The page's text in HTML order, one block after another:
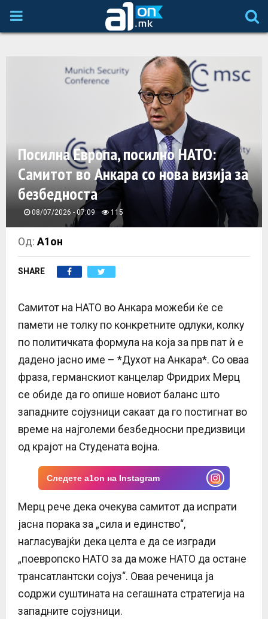
P
A
R
M
E
N
U
Посилна Европа, посилно НАТО:
Самитот во Анкара со нова визија за
безбедноста
08/07/2026 - 07:09 115
Од:А1он
SHARE
Самитот на НАТО во Анкара можеби ќе се
памети не толку по конкретните одлуки, колку
по политичката формула на која за прв пат ѝ е
дадено јасно име – *Духот на Анкара*. Со оваа
фраза, германскиот канцелар Фридрих Мерц
се обиде да го опише новиот баланс што
западните сојузници сакаат да го постигнат во
време на најголеми безбедносни предизвици
од крајот на Студената војна.
Следете a1on на Instagram
Мерц рече дека очекува самитот да испрати
јасна порака за „сила и единство“,
нагласувајќи дека целта е да се изгради
„поевропско НАТО за да може НАТО да остане
трансатлантски сојуз“. Оваа реченица ја
содржи суштината на сегашната стратегија на
западните сојузници.